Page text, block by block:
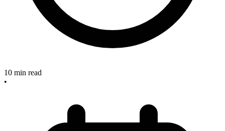
10 min read
•